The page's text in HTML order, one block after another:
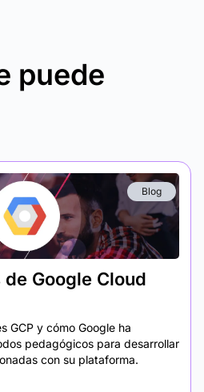
puede
Blog
Google Cloud
GCP y cómo Google ha
pedagógicos para desarrollar
con su plataforma.